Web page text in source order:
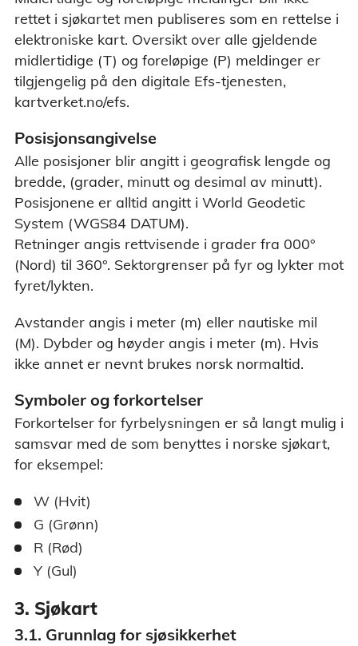
rettet i sjøkartet men publiseres som en rettelse i
elektroniske kart. Oversikt over alle gjeldende
midlertidige (T) og foreløpige (P) meldinger er
tilgjengelig på den digitale Efs-tjenesten,
kartverket.no/efs.
Posisjonsangivelse
Alle posisjoner blir angitt i geografisk lengde og
bredde, (grader, minutt og desimal av minutt).
Posisjonene er alltid angitt i World Geodetic
System (WGS84 DATUM).
Retninger angis rettvisende i grader fra 000°
(Nord) til 360°. Sektorgrenser på fyr og lykter mot
fyret/lykten.
Avstander angis i meter (m) eller nautiske mil
(M). Dybder og høyder angis i meter (m). Hvis
ikke annet er nevnt brukes norsk normaltid.
Symboler og forkortelser
Forkortelser for fyrbelysningen er så langt mulig i
samsvar med de som benyttes i norske sjøkart,
for eksempel:
W (Hvit)
G (Grønn)
R (Rød)
Y (Gul)
3. Sjøkart
3.1. Grunnlag for sjøsikkerhet